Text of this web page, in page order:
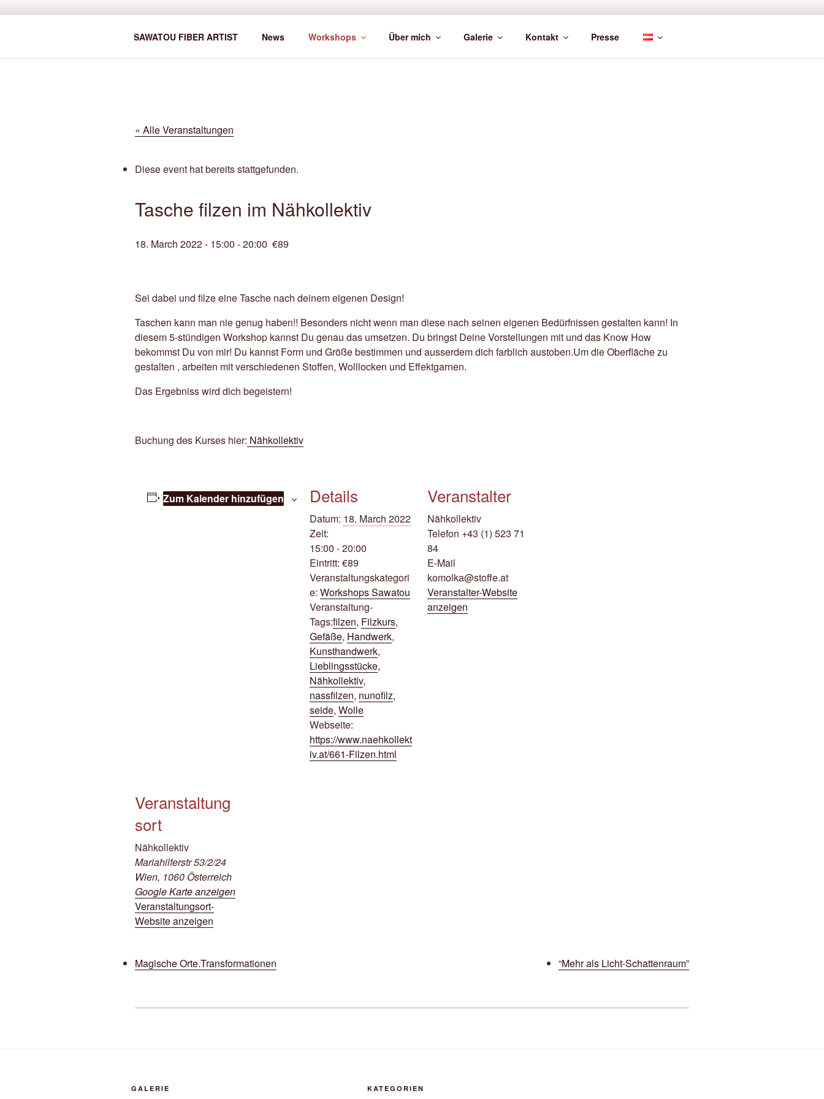
SAWATOU
Fiber Artist
SAWATOU FIBER ARTIST News Workshops Über mich Galerie Kontakt Presse
« Alle Veranstaltungen
Diese event hat bereits stattgefunden.
Tasche filzen im Nähkollektiv
18. March 2022 - 15:00 -20:00 €89
Sei dabei und filze eine Tasche nach deinem eigenen Design!
Taschen kann man nie genug haben!! Besonders nicht wenn man diese nach seinen eigenen Bedürfnissen gestalten kann! In
diesem 5-stündigen Workshop kannst Du genau das umsetzen. Du bringst Deine Vorstellungen mit und das Know How
bekommst Du von mir! Du kannst Form und Größe bestimmen und ausserdem dich farblich austoben.Um die Oberfläche zu
gestalten , arbeiten mit verschiedenen Stoffen, Wolllocken und Effektgarnen.
Das Ergebniss wird dich begeistern!
Buchung des Kurses hier: Nähkollektiv
Zum Kalender hinzufügen Details
Datum: 18. March 2022
Zeit:
15:00 - 20:00
Eintritt: €89
Veranstaltungskategori
e: Workshops Sawatou
Veranstaltung-
Tags:filzen, Filzkurs,
Gefäße, Handwerk,
Kunsthandwerk,
Lieblingsstücke,
Nähkollektiv,
nassfilzen, nunofilz,
seide, Wolle
Webseite:
https://www.naehkollekt
iv.at/661-Filzen.html
Veranstalter
Nähkollektiv
Telefon +43 (1) 523 71
84
E-Mail
komolka@stoffe.at
Veranstalter-Website
anzeigen
Veranstaltung
sort
Nähkollektiv
Mariahilferstr 53/2/24
Wien, 1060 Österreich
Google Karte anzeigen
Veranstaltungsort-
Website anzeigen
Magische Orte.Transformationen “Mehr als Licht-Schattenraum”
GALERIE KATEGORIEN